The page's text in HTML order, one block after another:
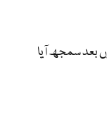
بعد سمجھ آیا